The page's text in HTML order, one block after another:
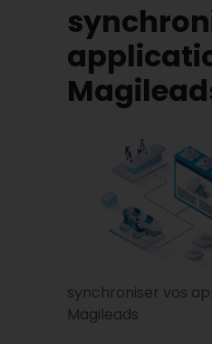
synchroniser vos
Magileads